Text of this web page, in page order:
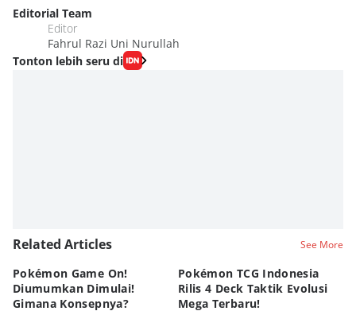
Editorial Team
Editor
Fahrul Razi Uni Nurullah
Tonton lebih seru di
Related Articles See More
Pokémon Game On!
Diumumkan Dimulai!
Gimana Konsepnya?
Pokémon TCG Indonesia
Rilis 4 Deck Taktik Evolusi
Mega Terbaru!